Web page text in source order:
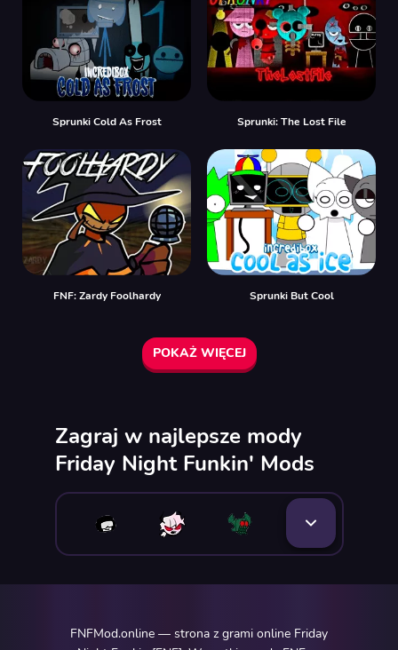
Sprunki Cold As Frost Sprunki: The Lost File
FNF: Zardy Foolhardy Sprunki But Cool
POKAŻ WIĘCEJ
Zagraj w najlepsze mody
Friday Night Funkin' Mods
FNFMod.online — strona z grami online Friday